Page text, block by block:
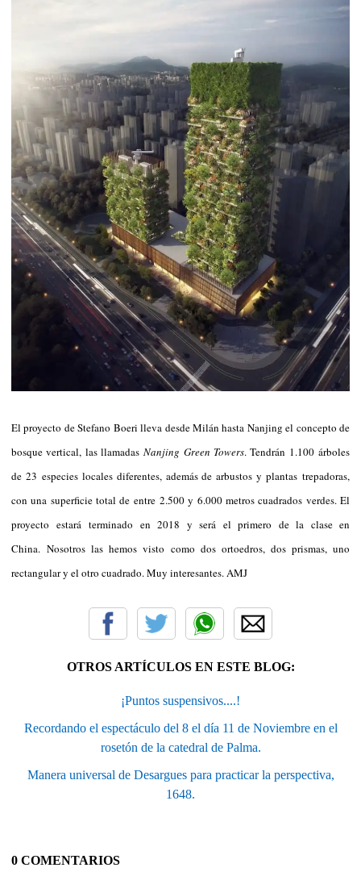
El proyecto de Stefano Boeri lleva desde Milán hasta Nanjing el concepto de
bosque vertical, las llamadasNanjing Green Towers. Tendrán 1.100 árboles
de 23 especies locales diferentes, además de arbustos y plantas trepadoras,
con una superficie total de entre 2.500 y 6.000 metros cuadrados verdes. El
proyecto estará terminado en 2018 y será el primero de la clase en
China. Nosotros las hemos visto como dos ortoedros, dos prismas, uno
rectangular y el otro cuadrado. Muy interesantes. AMJ
OTROS ARTÍCULOS EN ESTE BLOG:
¡Puntos suspensivos....!
Recordando el espectáculo del 8 el día 11 de Noviembre en el
rosetón de la catedral de Palma.
Manera universal de Desargues para practicar la perspectiva,
1648.
0 COMENTARIOS